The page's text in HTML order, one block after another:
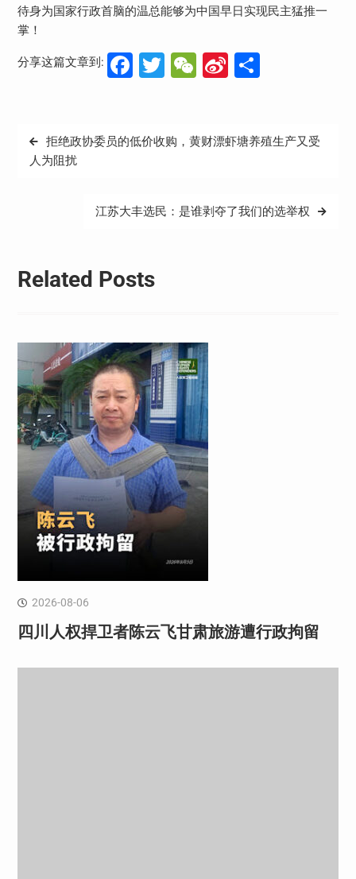
待身为国家行政首脑的温总能够为中国早日实现民主猛推一
掌！
分享这篇文章到: Facebook
Twitter
WeChat
Sina分
文
章
拒绝政协委员的低价收购，黄财漂虾塘养殖生产又受
人为阻扰
江苏大丰选民：是谁剥夺了我们的选举权
Related Posts
2026-08-06
四川人权捍卫者陈云飞甘肃旅游遭行政拘留